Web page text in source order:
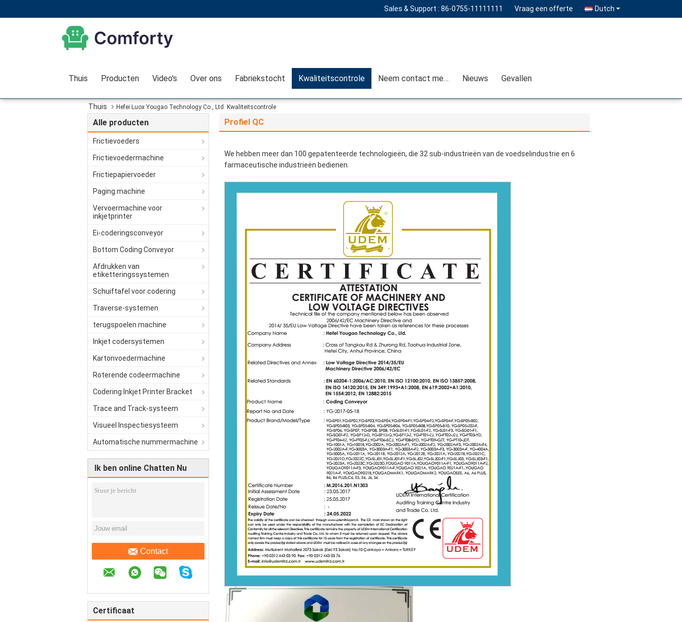
Sales & Support : 86-0755-11111111 Vraag een offerte Dutch
Thuis Producten Video's Over ons Fabriekstocht Kwaliteitscontrole Neem contact met ons op Nieuws Gevallen
Thuis Hefei Luox Yougao Technology Co., Ltd. Kwaliteitscontrole
Alle producten
Frictievoeders
Frictievoedermachine
Frictiepapiervoeder
Paging machine
Vervoermachine voor
inkjetprinter
Ei-coderingsconveyor
Bottom Coding Conveyor
Afdrukken van
etiketteringssystemen
Schuiftafel voor codering
Traverse-systemen
terugspoelen machine
Inkjet codersystemen
Kartonvoedermachine
Roterende codeermachine
Codering Inkjet Printer Bracket
Trace and Track-systeem
Visueel Inspectiesysteem
Automatische nummermachine
Ik ben online Chatten Nu
Contact
Certificaat
Profiel QC
We hebben meer dan 100 gepatenteerde technologieën, die 32 sub-industrieën van de voedselindustrie en 6
farmaceutische industrieën bedienen.